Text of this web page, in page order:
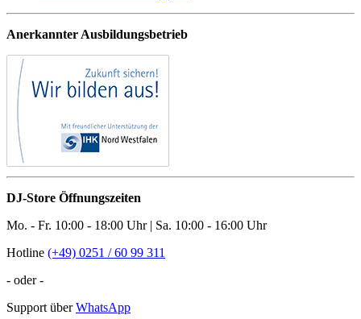
Anerkannter Ausbildungsbetrieb
DJ-Store Öffnungszeiten
Mo. - Fr. 10:00 - 18:00 Uhr | Sa. 10:00 - 16:00 Uhr
Hotline (+49) 0251 / 60 99 311
- oder -
Support überWhatsApp